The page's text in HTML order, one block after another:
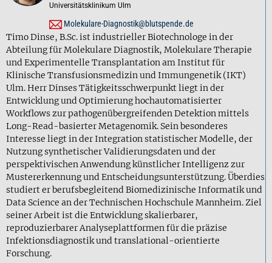
Universitätsklinikum Ulm
Molekulare-Diagnostik@blutspende.de
Timo Dinse, B.Sc. ist industrieller Biotechnologe in der
Abteilung für Molekulare Diagnostik, Molekulare Therapie
und Experimentelle Transplantation am Institut für
Klinische Transfusionsmedizin und Immungenetik (IKT)
Ulm. Herr Dinses Tätigkeitsschwerpunkt liegt in der
Entwicklung und Optimierung hochautomatisierter
Workflows zur pathogenübergreifenden Detektion mittels
Long-Read-basierter Metagenomik. Sein besonderes
Interesse liegt in der Integration statistischer Modelle, der
Nutzung synthetischer Validierungsdaten und der
perspektivischen Anwendung künstlicher Intelligenz zur
Mustererkennung und Entscheidungsunterstützung. Überdies
studiert er berufsbegleitend Biomedizinische Informatik und
Data Science an der Technischen Hochschule Mannheim. Ziel
seiner Arbeit ist die Entwicklung skalierbarer,
reproduzierbarer Analyseplattformen für die präzise
Infektionsdiagnostik und translational-orientierte
Forschung.